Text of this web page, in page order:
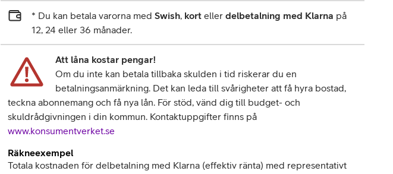
* Du kan betala varorna med Swish, kort eller delbetalning med Klarna på
12, 24 eller 36 månader.
Att låna kostar pengar!
Om du inte kan betala tillbaka skulden i tid riskerar du en
betalningsanmärkning. Det kan leda till svårigheter att få hyra bostad,
teckna abonnemang och få nya lån. För stöd, vänd dig till budget- och
skuldrådgivningen i din kommun. Kontaktuppgifter finns på
www.konsumentverket.se
Räkneexempel
Totala kostnaden för delbetalning med Klarna (effektiv ränta) med representativt